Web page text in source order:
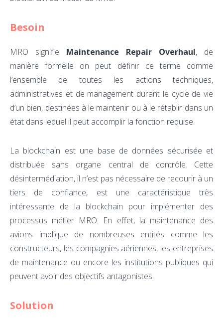
Besoin
MRO signifie Maintenance Repair Overhaul, de
manière formelle on peut définir ce terme comme
l’ensemble de toutes les actions techniques,
administratives et de management durant le cycle de vie
d’un bien, destinées à le maintenir ou à le rétablir dans un
état dans lequel il peut accomplir la fonction requise.
La blockchain est une base de données sécurisée et
distribuée sans organe central de contrôle. Cette
désintermédiation, il n’est pas nécessaire de recourir à un
tiers de confiance, est une caractéristique très
intéressante de la blockchain pour implémenter des
processus métier MRO. En effet, la maintenance des
avions implique de nombreuses entités comme les
constructeurs, les compagnies aériennes, les entreprises
de maintenance ou encore les institutions publiques qui
peuvent avoir des objectifs antagonistes.
Solution